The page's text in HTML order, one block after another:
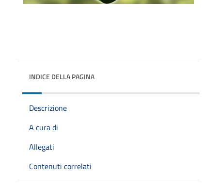
INDICE DELLA PAGINA
Descrizione
A cura di
Allegati
Contenuti correlati